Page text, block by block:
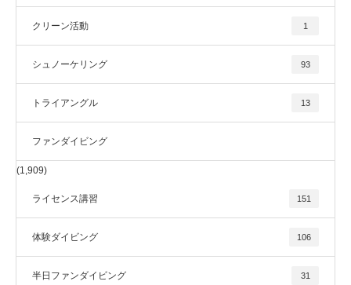
クリーン活動 1
シュノーケリング 93
トライアングル 13
ファンダイビング
(1,909)
ライセンス講習 151
体験ダイビング 106
半日ファンダイビング 31